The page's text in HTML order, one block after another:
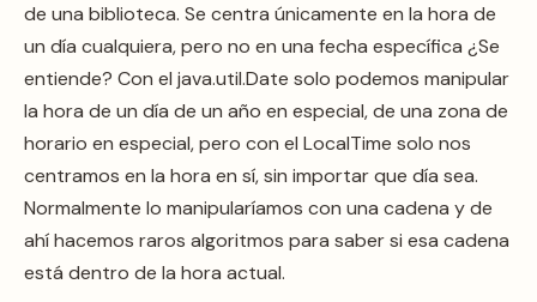
de una biblioteca. Se centra únicamente en la hora de
un día cualquiera, pero no en una fecha específica ¿Se
entiende? Con el java.util.Date solo podemos manipular
la hora de un día de un año en especial, de una zona de
horario en especial, pero con el LocalTime solo nos
centramos en la hora en sí, sin importar que día sea.
Normalmente lo manipularíamos con una cadena y de
ahí hacemos raros algoritmos para saber si esa cadena
está dentro de la hora actual.